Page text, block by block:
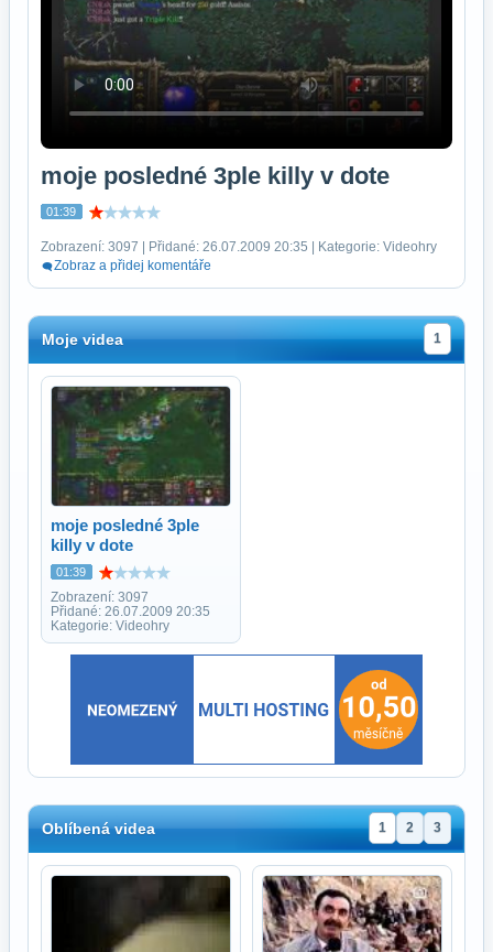
moje posledné 3ple killy v dote
01:39
Zobrazení: 3097 | Přidané: 26.07.2009 20:35 | Kategorie: Videohry
Zobraz a přidej komentáře
Moje videa 1
moje posledné 3ple
killy v dote
01:39
Zobrazení: 3097
Přidané: 26.07.2009 20:35
Kategorie: Videohry
Oblíbená videa 1 2 3